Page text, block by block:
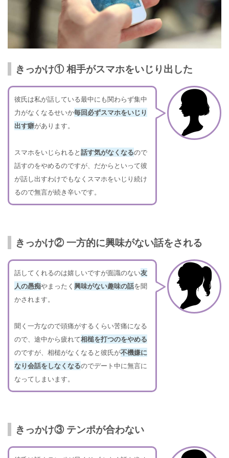
きっかけ① 相手がスマホをいじり出した
彼氏は私が話している最中にも関わらず集中
力がなくなるせいか毎回必ずスマホをいじり
出す癖があります。
スマホをいじられると話す気がなくなるので
話すのをやめるのですが、だからといって彼
が話し出すわけでもなくスマホをいじり続け
るので無言が続き辛いです。
きっかけ② 一方的に興味がない話をされる
話してくれるのは嬉しいですが面識のない友
人の愚痴やまったく 興味がない趣味の話を聞
かされます。
聞く一方なので頭痛がするくらい苦痛になる
ので、途中から疲れて相槌を打つのをやめる
のですが、相槌がなくなると彼氏が不機嫌に
なり会話をしなくなるのでデート中に無言に
なってしまいます。
きっかけ③ テンポが合わない